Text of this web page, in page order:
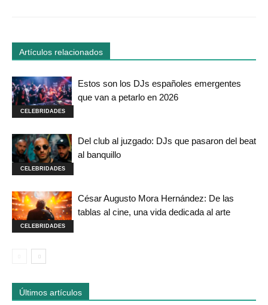
Artículos relacionados
CELEBRIDADES
Estos son los DJs españoles emergentes
que van a petarlo en 2026
CELEBRIDADES
Del club al juzgado: DJs que pasaron del beat
al banquillo
CELEBRIDADES
César Augusto Mora Hernández: De las
tablas al cine, una vida dedicada al arte
Últimos artículos